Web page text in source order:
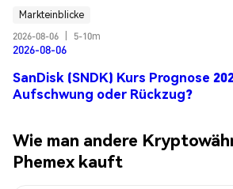
Markteinblicke
2026-08-06
5-10m
2026-08-06
SanDisk (SNDK) Kurs Prognose
Aufschwung oder Rückzug?
Wie man andere
Phemex kauft